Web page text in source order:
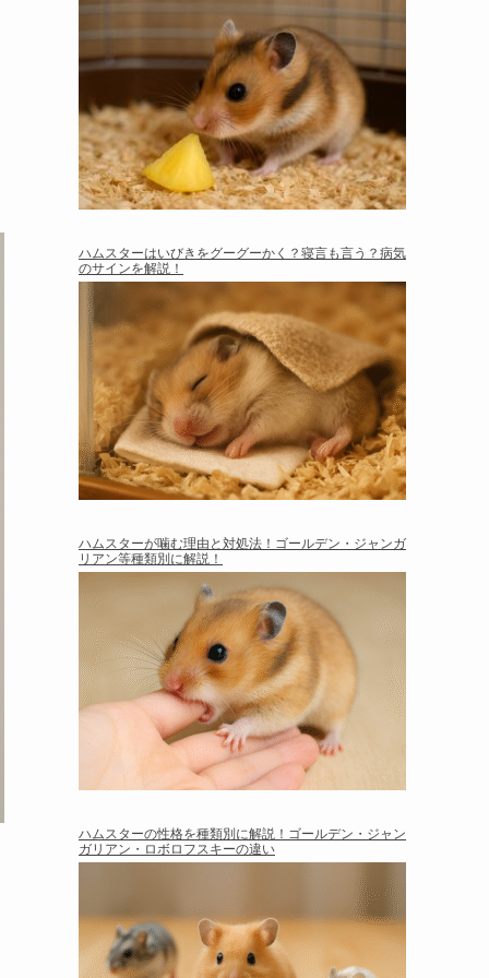
ハムスターはいびきをグーグーかく？寝言も言う？病気
のサインを解説！
ハムスターが噛む理由と対処法！ゴールデン・ジャンガ
リアン等種類別に解説！
ハムスターの性格を種類別に解説！ゴールデン・ジャン
ガリアン・ロボロフスキーの違い